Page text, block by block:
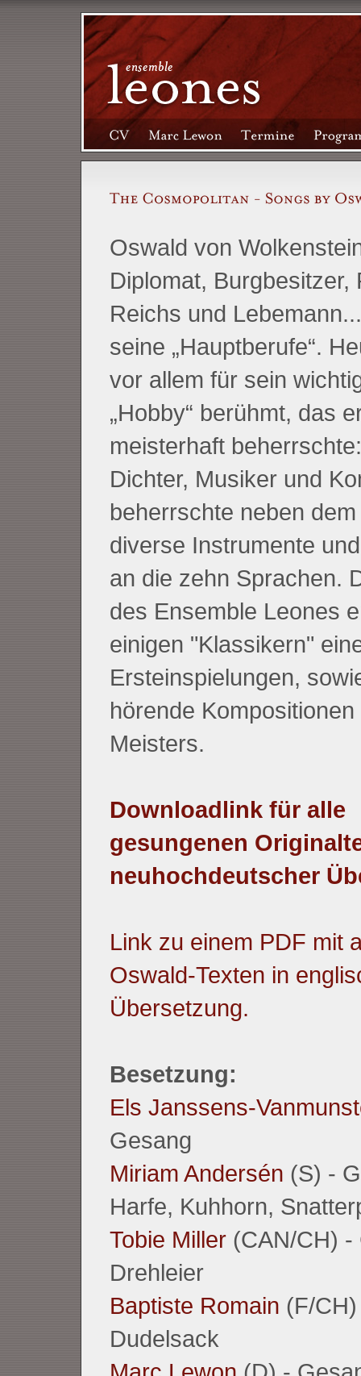
Oswald von
Diplomat, Burgbesitzer,
Reichs und
seine „Hauptberufe“.
vor allem für sein
„Hobby“ berühmt, das
meisterhaft
Dichter, Musiker und
beherrschte neben
diverse Instrumente
an die zehn Sprachen.
des Ensemble Leones
einigen "Klassikern"
Ersteinspielungen,
hörende
Meisters.
Downloadlink für alle
gesungenen
neuhochdeutscher
Link zu einem PDF mit
Oswald-Texten in
Übersetzung.
Besetzung:
Els Janssens-
Gesang
Miriam Andersén (S) -
Harfe, Kuhhorn,
Tobie Miller(CAN/CH) -
Drehleier
Baptiste Romain (F/
Dudelsack